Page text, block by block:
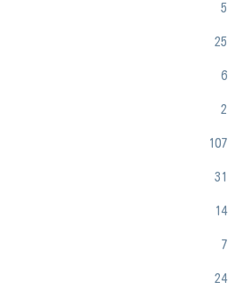
5
25
6
2
107
31
14
7
24